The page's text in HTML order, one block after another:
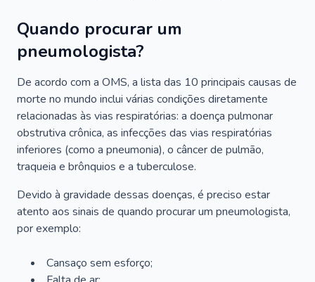
Quando procurar um
pneumologista?
De acordo com a OMS, a lista das 10 principais causas de
morte no mundo inclui várias condições diretamente
relacionadas às vias respiratórias: a doença pulmonar
obstrutiva crônica, as infecções das vias respiratórias
inferiores (como a pneumonia), o câncer de pulmão,
traqueia e brônquios e a tuberculose.
Devido à gravidade dessas doenças, é preciso estar
atento aos sinais de quando procurar um pneumologista,
por exemplo:
Cansaço sem esforço;